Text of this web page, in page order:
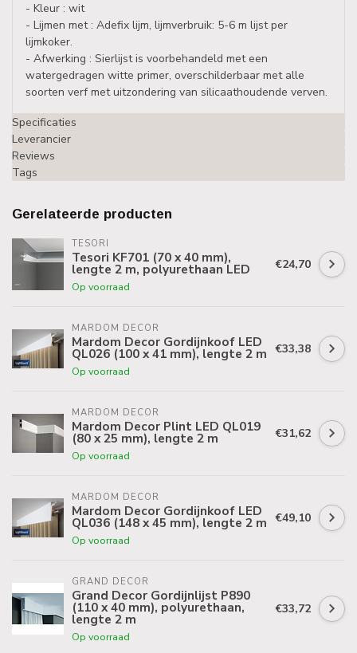
- Kleur : wit
- Lijmen met : Adefix lijm, lijmverbruik: 5-6 m lijst per
lijmkoker.
- Afwerking : Sierlijst is voorbehandeld met een
watergedragen witte primer, overschilderbaar met alle
soorten verf met uitzondering van silicaathoudende verven.
Specificaties
Leverancier
Reviews
Tags
Gerelateerde producten
TESORI
Tesori KF701 (70 x 40 mm),
lengte 2 m, polyurethaan LED
Op voorraad
€24,70
MARDOM DECOR
Mardom Decor Gordijnkoof LED
QL026 (100 x 41 mm), lengte 2 m
Op voorraad
€33,38
MARDOM DECOR
Mardom Decor Plint LED QL019
(80 x 25 mm), lengte 2 m
Op voorraad
€31,62
MARDOM DECOR
Mardom Decor Gordijnkoof LED
QL036 (148 x 45 mm), lengte 2 m
Op voorraad
€49,10
GRAND DECOR
Grand Decor Gordijnlijst P890
(110 x 40 mm), polyurethaan,
lengte 2 m
Op voorraad
€33,72